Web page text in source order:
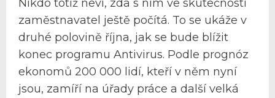
Nikdo totiž neví, zda s ním ve skutečnosti
zaměstnavatel ještě počítá. To se ukáže v
druhé polovině října, jak se bude blížit
konec programu Antivirus. Podle prognóz
ekonomů 200 000 lidí, kteří v něm nyní
jsou, zamíří na úřady práce a další velká